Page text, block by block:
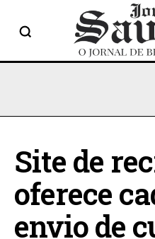
Site de
oferece
envio de